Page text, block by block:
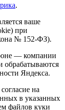
.
ваше
при
№ 152-ФЗ).
— компании
Яндекса.
на
в указанных
файлов куки